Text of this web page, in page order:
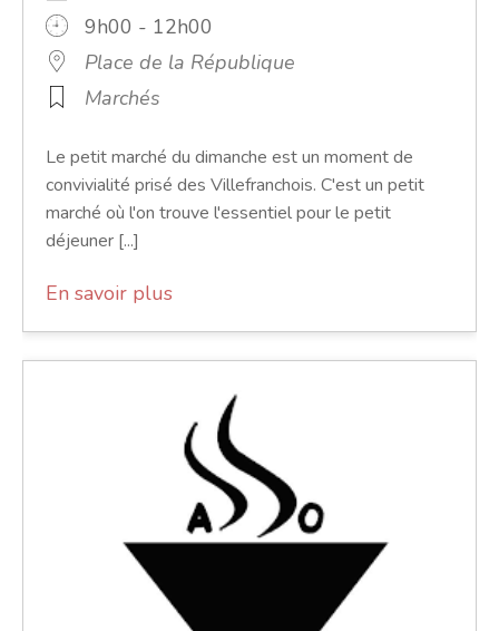
9h00 - 12h00
Place de la République
Marchés
Le petit marché du dimanche est un moment de
convivialité prisé des Villefranchois. C'est un petit
marché où l'on trouve l'essentiel pour le petit
déjeuner [...]
En savoir plus